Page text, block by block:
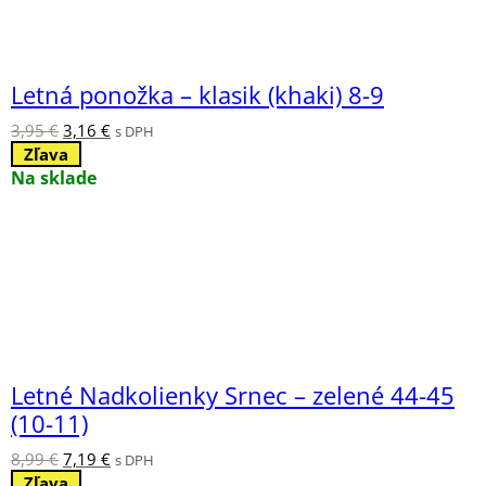
Letná ponožka – klasik (khaki) 8-9
3,95€ Pôvodná
cena
bola:
3,16 €Aktuálna
s DPH
Zľava
Na sklade
Letné Nadkolienky Srnec – zelené 44-45
(10-11)
8,99€ Pôvodná
cena
7,19 €Aktuálna
s DPH